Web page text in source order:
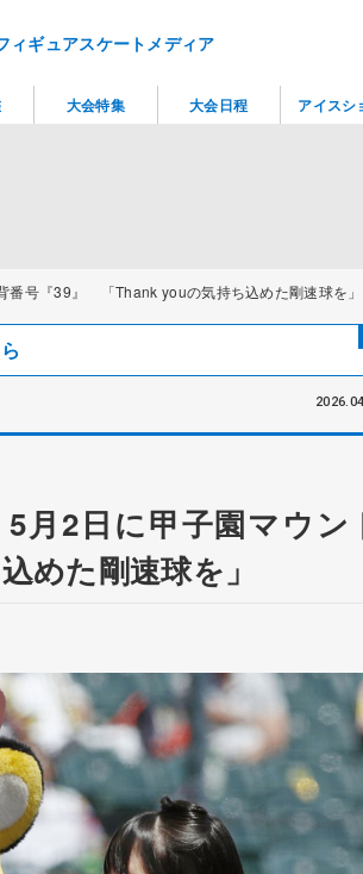
ギュアスケートメディア
号『39』 「Thank youの気持ち込めた剛速球を」
月2日に甲子園マウン
た剛速球を」
大会特集 大会日程 アイスシ